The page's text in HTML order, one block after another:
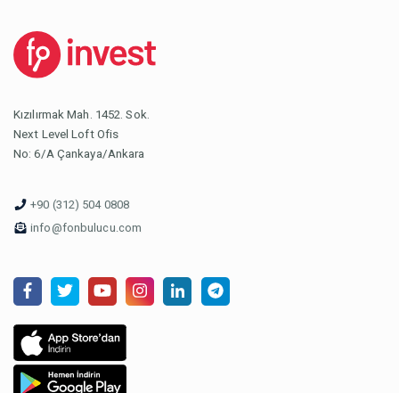
Kızılırmak Mah. 1452. Sok.
Next Level Loft Ofis
No: 6/A Çankaya/Ankara
+90 (312) 504 0808
info@fonbulucu.com